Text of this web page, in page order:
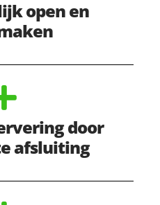
open en
door
afsluiting